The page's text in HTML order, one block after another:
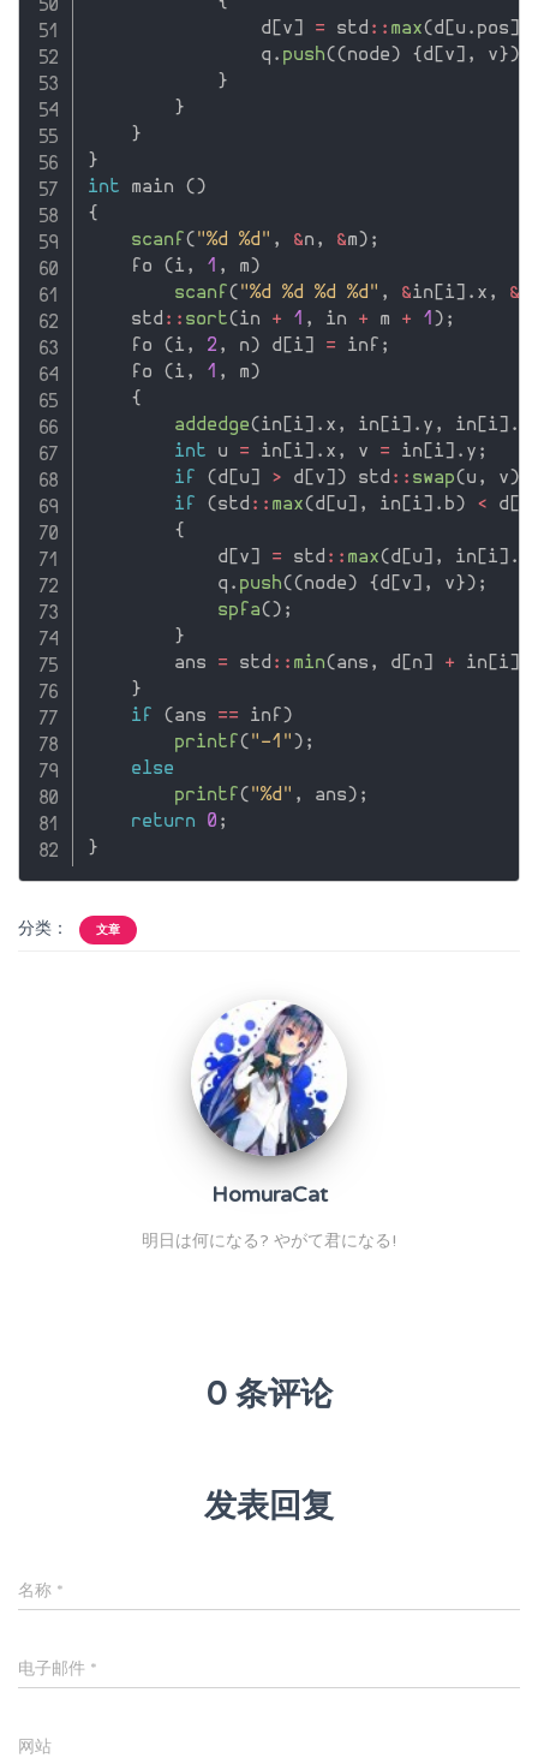
                d
[v] = std :: max(d [u . pos]
                q
. push((node) {d [v] , v})
}
}
}
}
int main ()
{
scanf ( "%d %d" , &n , &m) ;
    fo
(i , 1 , m)
scanf ( "%d %d %d %d" , &in [i] . x , &
    std
:: sort(in + 1 , in + m + 1 ) ;
    fo
(i , 2 , n) d [i] = inf ;
    fo
(i , 1 , m)
{
addedge(in [i] . x , in [i] . y , in [i] .
int u = in [i] . x , v = in [i] . y ;
if
(d [u] > d [v] ) std :: swap(u , v)
if
(std :: max(d [u] , in [i] . b) < d [
{
            d
[v] = std :: max(d [u] , in [i] .
            q
. push((node) {d [v] , v}) ;
spfa() ;
}
        ans
= std :: min(ans , d [n] + in [i]
}
if
(ans == inf )
printf ( "-1" ) ;
else
printf ( "%d" , ans) ;
return
0 ;
}
分类： 文章
HomuraCat
明日は何になる? やがて君になる!
0 条评论
发表回复
名称 *
电子邮件 *
网站